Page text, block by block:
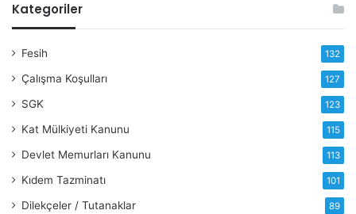
Kategoriler
Fesih 132
Çalışma Koşulları 127
SGK 123
Kat Mülkiyeti Kanunu 115
Devlet Memurları Kanunu 113
Kıdem Tazminatı 101
Dilekçeler / Tutanaklar 89